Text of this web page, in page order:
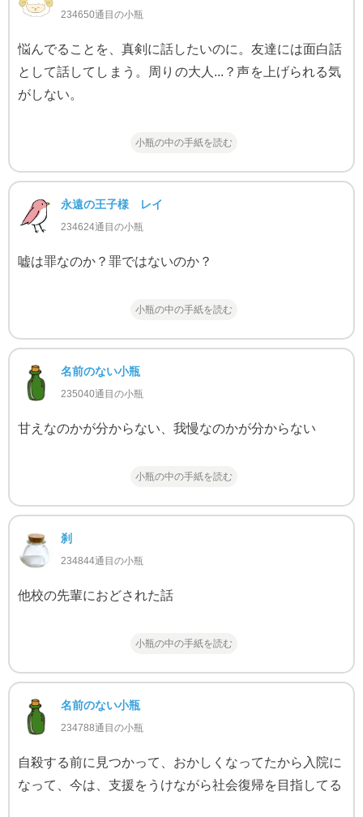
234650通目の小瓶
悩んでることを、真剣に話したいのに。友達には面白話
として話してしまう。周りの大人...？声を上げられる気
がしない。
小瓶の中の手紙を読む
永遠の王子様 レイ
234624通目の小瓶
嘘は罪なのか？罪ではないのか？
小瓶の中の手紙を読む
名前のない小瓶
235040通目の小瓶
甘えなのかが分からない、我慢なのかが分からない
小瓶の中の手紙を読む
刹
234844通目の小瓶
他校の先輩におどされた話
小瓶の中の手紙を読む
名前のない小瓶
234788通目の小瓶
自殺する前に見つかって、おかしくなってたから入院に
なって、今は、支援をうけながら社会復帰を目指してる